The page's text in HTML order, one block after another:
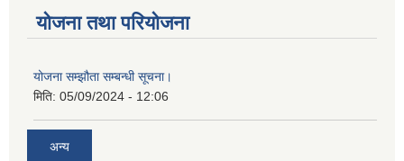
योजना तथा परियोजना
योजना सम्झौता सम्बन्धी सूचना।
मिति: 05/09/2024 - 12:06
अन्य